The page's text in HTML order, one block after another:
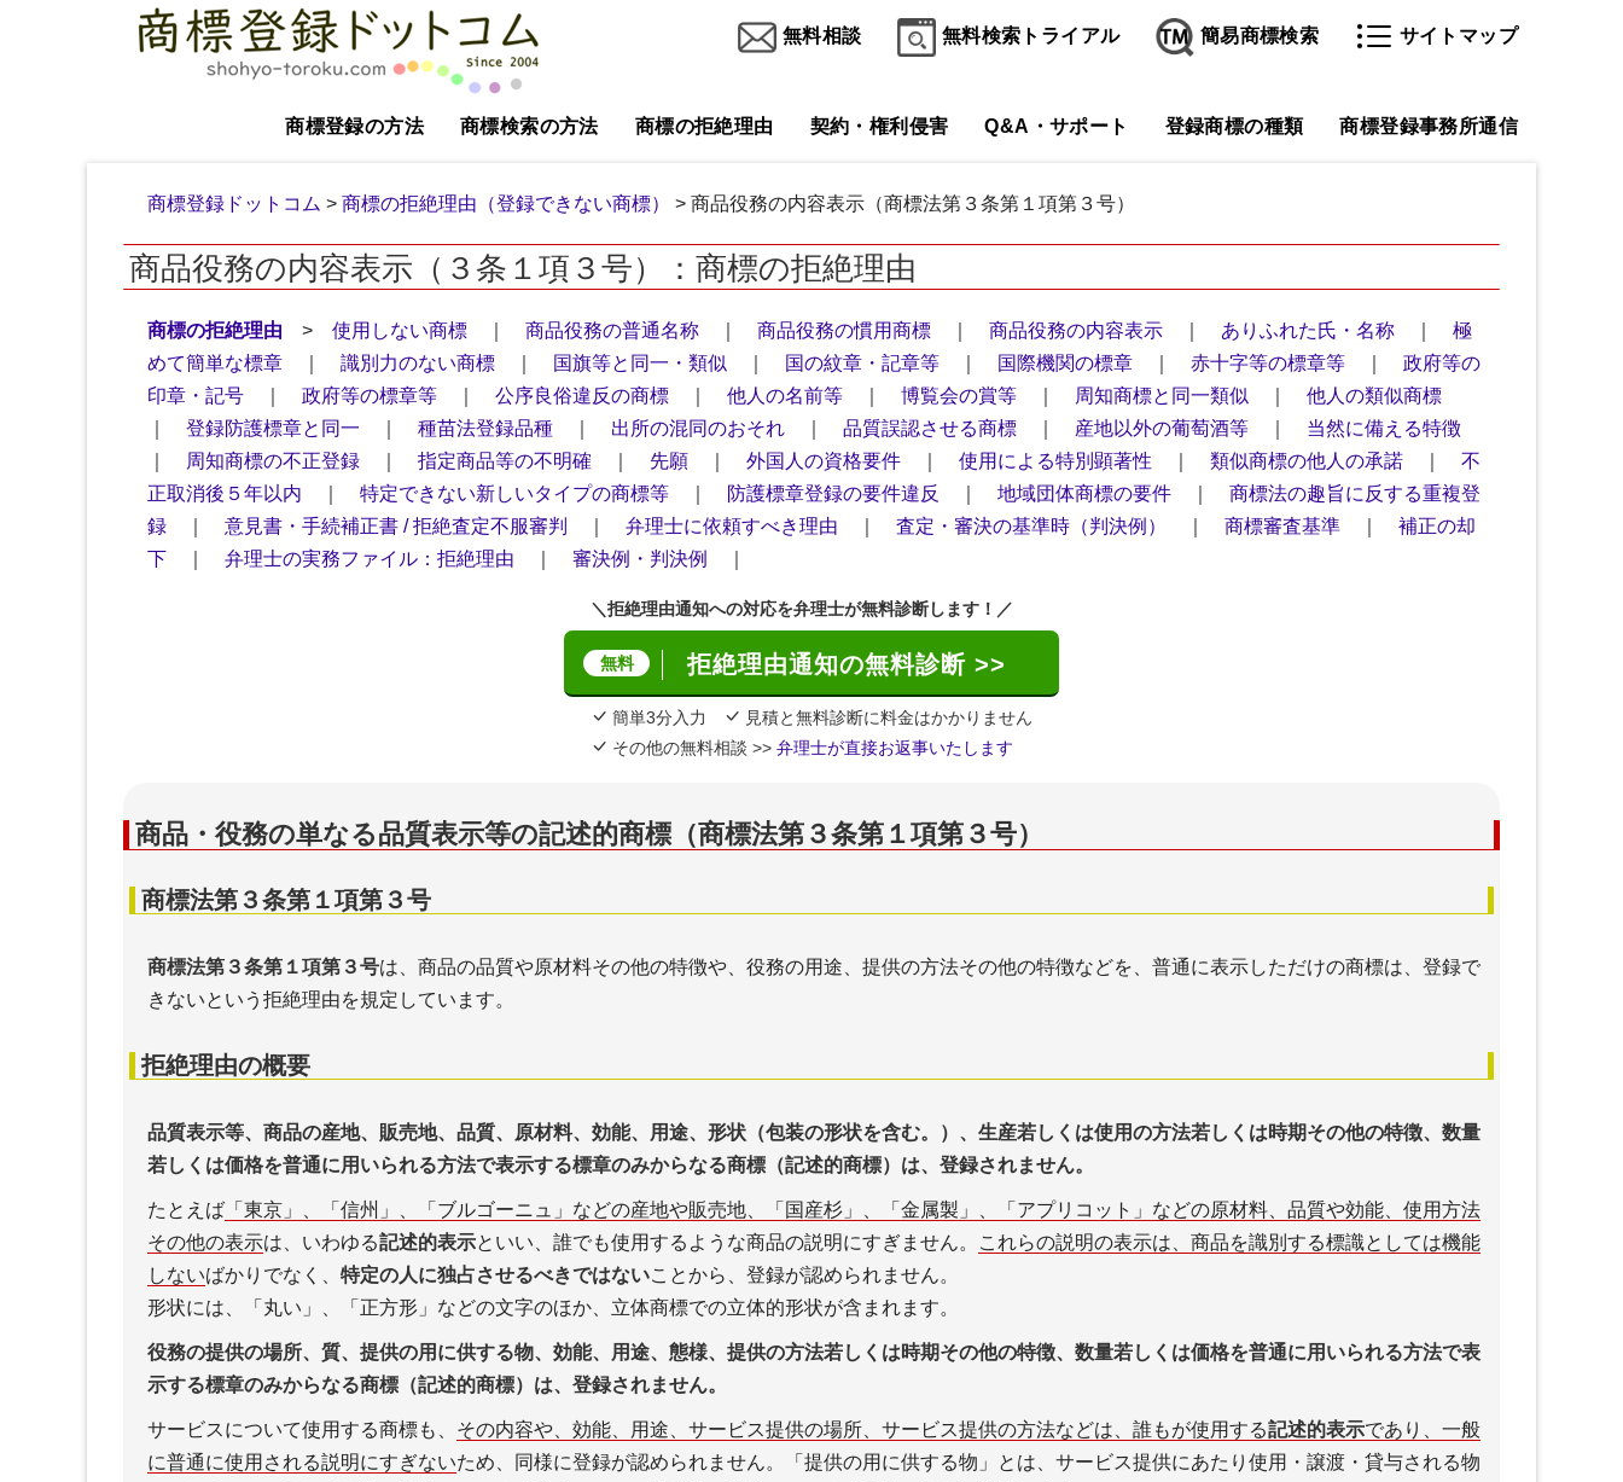
無料相談 無料検索トライアル 簡易商標検索 サイトマップ
商標登録の方法 商標検索の方法 商標の拒絶理由 契約・権利侵害 Q&A・サポート 登録商標の種類 商標登録事務所通信
商標登録ドットコム > 商標の拒絶理由（登録できない商標） > 商品役務の内容表示（商標法第３条第１項第３号）
商品役務の内容表示（３条１項３号）：商標の拒絶理由
商標の拒絶理由 > 使用しない商標 商品役務の普通名称 商品役務の慣用商標 商品役務の内容表示 ありふれた氏・名称
極
めて簡単な標章
識別力のない商標 国旗等と同一・類似 国の紋章・記章等 国際機関の標章 赤十字等の標章等
政府等の
印章・記号
政府等の標章等 公序良俗違反の商標 他人の名前等 博覧会の賞等 周知商標と同一類似
他人の類似商標
登録防護標章と同一 種苗法登録品種 出所の混同のおそれ 品質誤認させる商標 産地以外の葡萄酒等
当然に備える特徴
周知商標の不正登録 指定商品等の不明確 先願 外国人の資格要件 使用による特別顕著性 類似商標の他人の承諾
不
正取消後５年以内
特定できない新しいタイプの商標等 防護標章登録の要件違反 地域団体商標の要件
商標法の趣旨に反する重複登
録
意見書・手続補正書 / 拒絶査定不服審判 弁理士に依頼すべき理由 査定・審決の基準時（判決例） 商標審査基準
補正の却
下
弁理士の実務ファイル：拒絶理由 審決例・判決例
＼拒絶理由通知への対応を弁理士が無料診断します！／
無料 拒絶理由通知の無料診断 >>
簡単3分入力
見積と無料診断に料金はかかりません
その他の無料相談 >>弁理士が直接お返事いたします
商品・役務の単なる品質表示等の記述的商標（商標法第３条第１項第３号）
商標法第３条第１項第３号
商標法第３条第１項第３号は、商品の品質や原材料その他の特徴や、役務の用途、提供の方法その他の特徴などを、普通に表示しただけの商標は、登録で
きないという拒絶理由を規定しています。
拒絶理由の概要
品質表示等、商品の産地、販売地、品質、原材料、効能、用途、形状（包装の形状を含む。）、生産若しくは使用の方法若しくは時期その他の特徴、数量
若しくは価格を普通に用いられる方法で表示する標章のみからなる商標（記述的商標）は、登録されません。
たとえば 「東京」、「信州」、「ブルゴーニュ」などの産地や販売地、「国産杉」、「金属製」、「アプリコット」などの原材料、品質や効能、使用方法
その他の表示は、いわゆる記述的表示といい、誰でも使用するような商品の説明にすぎません。
これらの説明の表示は、商品を識別する標識としては機能
しないばかりでなく、 特定の人に独占させるべきではないことから、登録が認められません。
形状には、「丸い」、「正方形」などの文字のほか、立体商標での立体的形状が含まれます。
役務の提供の場所、質、提供の用に供する物、効能、用途、態様、提供の方法若しくは時期その他の特徴、数量若しくは価格を普通に用いられる方法で表
示する標章のみからなる商標（記述的商標）は、登録されません。
サービスについて使用する商標も、 その内容や、効能、用途、サービス提供の場所、サービス提供の方法などは、誰もが使用する記述的表示であり、一般
に普通に使用される説明にすぎないため、同様に登録が認められません。「提供の用に供する物」とは、サービス提供にあたり使用・譲渡・貸与される物